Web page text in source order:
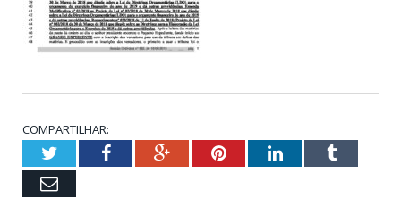
COMPARTILHAR:
TwitterFacebookGoogle+PinterestLinkedInTumblr
Email